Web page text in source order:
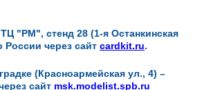
"РМ", стенд 28 (1-я Останкинская
России через сайт cardkit.ru.
(Красноармейская ул., 4) –
сайт msk.modelist.spb.ru